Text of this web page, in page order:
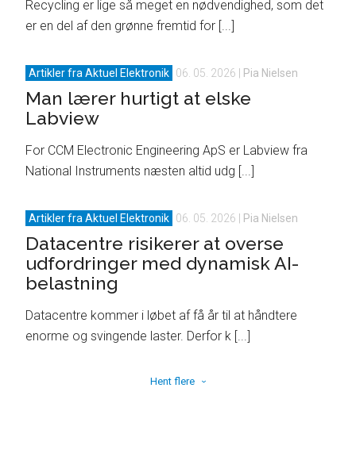
Recycling er lige så meget en nødvendighed, som det
er en del af den grønne fremtid for [...]
Artikler fra Aktuel Elektronik 06. 05. 2026 Pia Nielsen
Man lærer hurtigt at elske
Labview
For CCM Electronic Engineering ApS er Labview fra
National Instruments næsten altid udg [...]
Artikler fra Aktuel Elektronik 06. 05. 2026 Pia Nielsen
Datacentre risikerer at overse
udfordringer med dynamisk AI-
belastning
Datacentre kommer i løbet af få år til at håndtere
enorme og svingende laster. Derfor k [...]
Hent flere